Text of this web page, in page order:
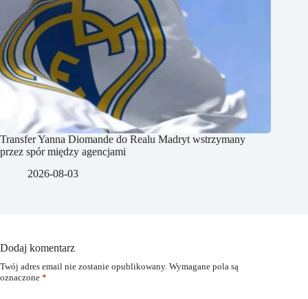
Transfer Yanna Diomande do Realu Madryt wstrzymany
przez spór między agencjami
2026-08-03
Dodaj komentarz
Twój adres email nie zostanie opublikowany. Wymagane pola są
oznaczone *